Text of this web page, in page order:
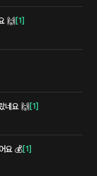
🙌 [1]
네요 🙌 [1]
요 💰[1]